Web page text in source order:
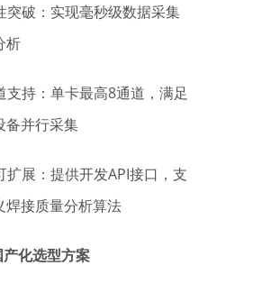
突破：实现毫秒级数据采集
析
支持：单卡最高8通道，满足
备并行采集
扩展：提供开发API接口，支
焊接质量分析算法
化选型方案